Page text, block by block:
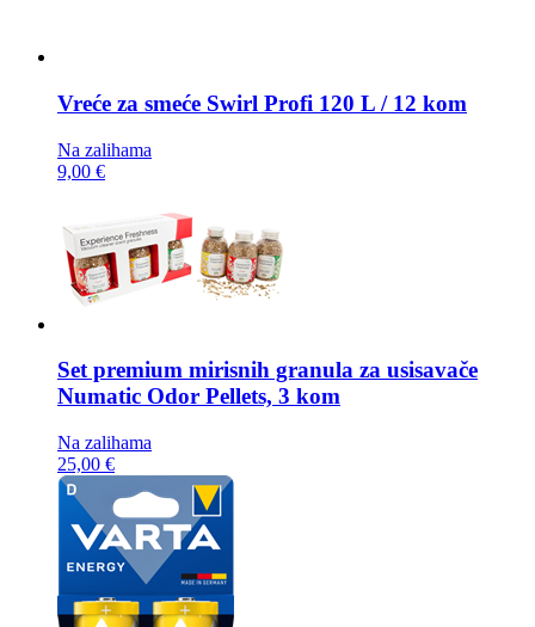
Vreće za smeće Swirl Profi 120 L / 12 kom
Na zalihama
9,00 €
Set premium mirisnih granula za usisavače
Numatic Odor Pellets, 3 kom
Na zalihama
25,00 €